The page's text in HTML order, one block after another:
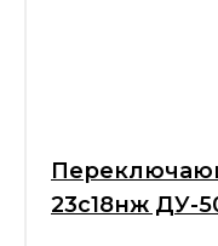
23с18нж ДУ-